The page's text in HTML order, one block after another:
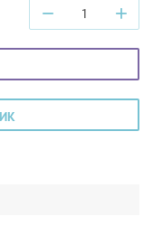
− +